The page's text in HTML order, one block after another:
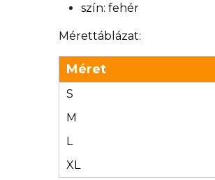
szín: fehér
Mérettáblázat:
Méret
S
M
L
XL